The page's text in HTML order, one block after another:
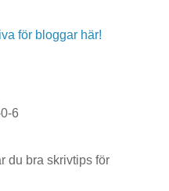
för bloggar här!
6
du bra skrivtips för